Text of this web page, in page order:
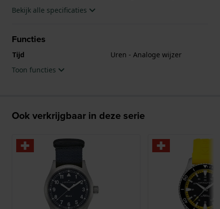
geschikt is om mee te zwemmen. Verder wordt het
.
Bekijk alle specificaties
Functies
Tijd
Uren - Analoge wijzer
Toon functies
Ook verkrijgbaar in deze serie